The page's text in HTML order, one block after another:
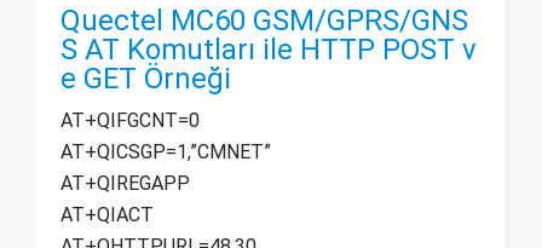
Quectel MC60 GSM/GPRS/GNS
S AT Komutları ile HTTP POST v
e GET Örneği
AT+QIFGCNT=0
AT+QICSGP=1,”CMNET”
AT+QIREGAPP
AT+QIACT